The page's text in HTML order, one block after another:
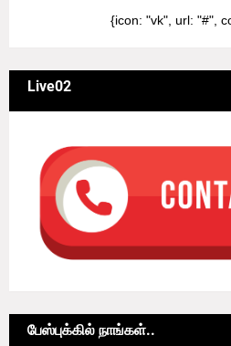
{icon: "vk", url: "#",
Live02
பேஸ்புக்கில் நாங்கள்..